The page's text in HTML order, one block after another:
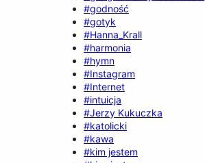
#godność
#gotyk
#Hanna_Krall
#harmonia
#hymn
#Instagram
#Internet
#intuicja
#Jerzy Kukuczka
#katolicki
#kawa
#kim jestem